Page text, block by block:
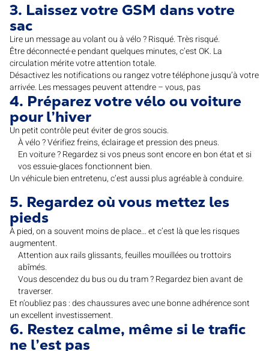
3. Laissez votre GSM dans votre
sac
Lire un message au volant ou à vélo ? Risqué. Très risqué.
Être déconnecté·e pendant quelques minutes, c’est OK. La
circulation mérite votre attention totale.
Désactivez les notifications ou rangez votre téléphone jusqu’à votre
arrivée. Les messages peuvent attendre – vous, pas
4. Préparez votre vélo ou voiture
pour l’hiver
Un petit contrôle peut éviter de gros soucis.
À vélo ? Vérifiez freins, éclairage et pression des pneus.
En voiture ? Regardez si vos pneus sont encore en bon état et si
vos essuie-glaces fonctionnent bien.
Un véhicule bien entretenu, c’est aussi plus agréable à conduire.
5. Regardez où vous mettez les
pieds
À pied, on a souvent moins de place… et c’est là que les risques
augmentent.
Attention aux rails glissants, feuilles mouillées ou trottoirs
abîmés.
Vous descendez du bus ou du tram ? Regardez bien avant de
traverser.
Et n’oubliez pas : des chaussures avec une bonne adhérence sont
un excellent investissement.
6. Restez calme, même si le trafic
ne l’est pas